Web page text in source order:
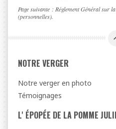
Page suivante : Réglement Général sur
(personnelles).
NOTRE VERGER
Notre verger en photo
Témoignages
L' ÉPOPÉE DE LA POMME